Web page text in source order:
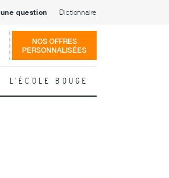
question Dictionnaire
NOS OFFRES
PERSONNALISÉES
L'ÉCOLE BOUGE